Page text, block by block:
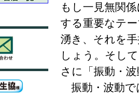
もし一見無関
する重要なテ
湧き、それを
しょう。そし
さに「振動・
振動・波動で